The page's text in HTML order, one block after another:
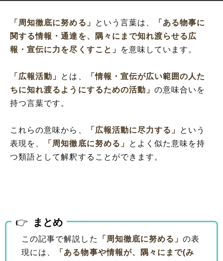
「周知徹底に努める」 という言葉は、
「ある物事に
関する情報・通達を、隅々にまで知れ渡らせる広
報・宣伝に力を尽くすこと」
を意味しています。
「広報活動」 とは、
「情報・宣伝が広い範囲の人た
ちに知れ渡るようにするための活動」の意味合いを
持つ言葉です。
これらの意味から、 「広報活動に尽力する」 という
表現を、
「周知徹底に努める」
とよく似た意味を持
つ類語として解釈することができます。
まとめ
この記事で解説した 「周知徹底に努める」の表
現には、
「ある物事や情報が、隅々にまで(み